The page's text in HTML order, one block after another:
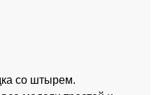
со штырем.